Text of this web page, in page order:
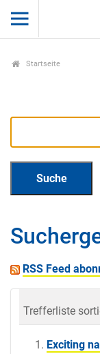
Startseite
RSS Feed
Trefferliste
Exciting